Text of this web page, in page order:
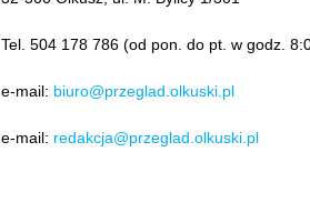
Tel. 504 178 786 (od pon. do pt. w godz.
e-mail: biuro@przeglad.olkuski.pl
e-mail: redakcja@przeglad.olkuski.pl